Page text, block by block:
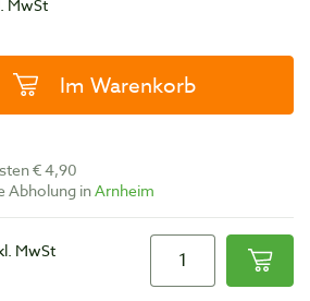
MwSt
Im Warenkorb
€ 4,90
Abholung inArnheim
MwSt